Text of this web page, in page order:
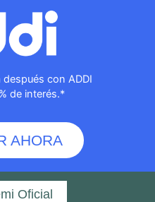
con ADDI
de interés.*
AHORA
Oficial